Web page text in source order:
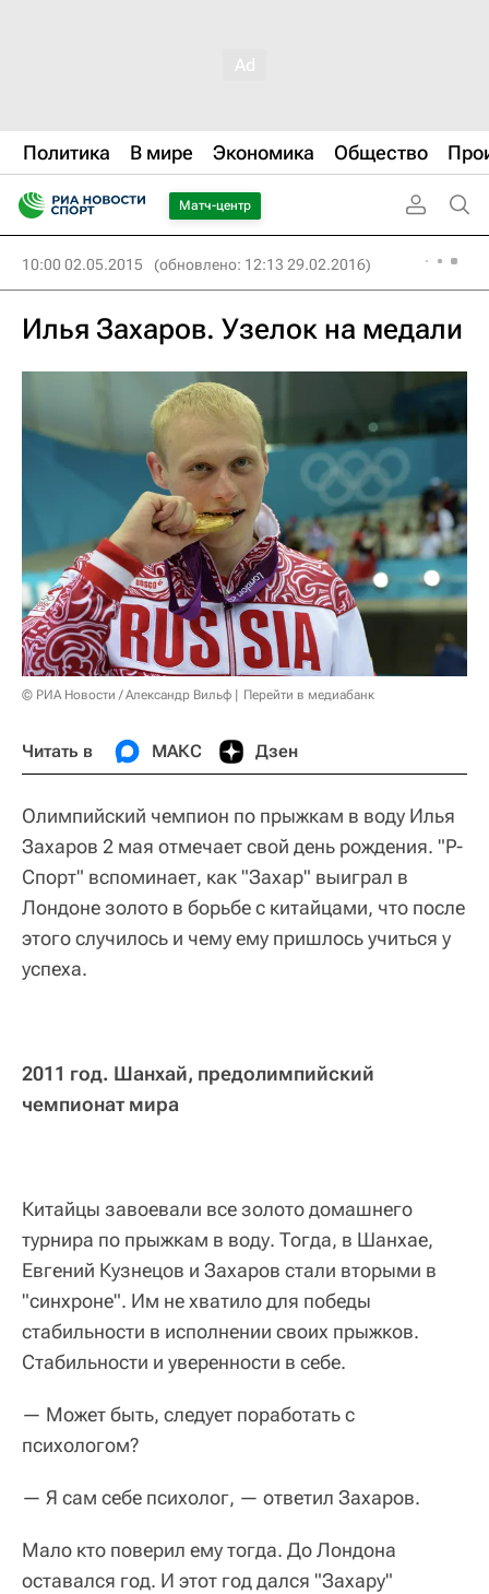
Политика В мире Экономика Общество
Матч-центр
10:00 02.05.2015 (обновлено: 12:13 29.02.2016)
Илья Захаров. Узелок на медали
© РИА Новости / Александр Вильф Перейти в медиабанк
Читать в МАКС Дзен
Олимпийский чемпион по прыжкам в воду Илья
Захаров 2 мая отмечает свой день рождения. "Р-
Спорт" вспоминает, как "Захар" выиграл в
Лондоне золото в борьбе с китайцами, что после
этого случилось и чему ему пришлось учиться у
успеха.
2011 год. Шанхай, предолимпийский
чемпионат мира
Китайцы завоевали все золото домашнего
турнира по прыжкам в воду. Тогда, в Шанхае,
Евгений Кузнецов и Захаров стали вторыми в
"синхроне". Им не хватило для победы
стабильности в исполнении своих прыжков.
Стабильности и уверенности в себе.
— Может быть, следует поработать с
психологом?
— Я сам себе психолог, — ответил Захаров.
Мало кто поверил ему тогда. До Лондона
оставался год. И этот год дался "Захару"